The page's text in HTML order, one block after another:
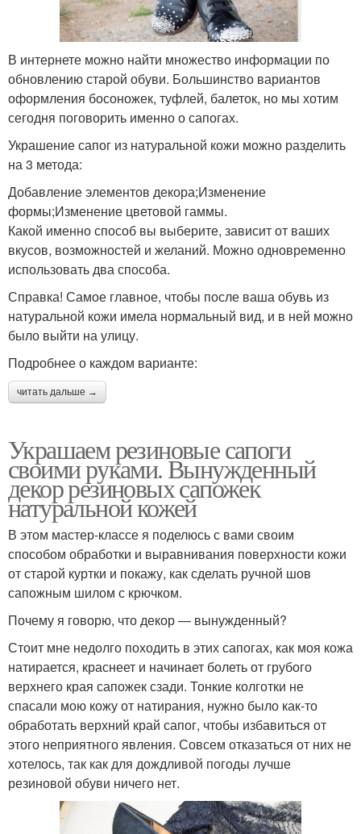
В интернете можно найти множество информации по
обновлению старой обуви. Большинство вариантов
оформления босоножек, туфлей, балеток, но мы хотим
сегодня поговорить именно о сапогах.
Украшение сапог из натуральной кожи можно разделить
на 3 метода:
Добавление элементов декора;Изменение
формы;Изменение цветовой гаммы.
Какой именно способ вы выберите, зависит от ваших
вкусов, возможностей и желаний. Можно одновременно
использовать два способа.
Справка! Самое главное, чтобы после ваша обувь из
натуральной кожи имела нормальный вид, и в ней можно
было выйти на улицу.
Подробнее о каждом варианте:
читать дальше →
Украшаем резиновые сапоги
своими руками. Вынужденный
декор резиновых сапожек
натуральной кожей
В этом мастер-классе я поделюсь с вами своим
способом обработки и выравнивания поверхности кожи
от старой куртки и покажу, как сделать ручной шов
сапожным шилом с крючком.
Почему я говорю, что декор — вынужденный?
Стоит мне недолго походить в этих сапогах, как моя кожа
натирается, краснеет и начинает болеть от грубого
верхнего края сапожек сзади. Тонкие колготки не
спасали мою кожу от натирания, нужно было как-то
обработать верхний край сапог, чтобы избавиться от
этого неприятного явления. Совсем отказаться от них не
хотелось, так как для дождливой погоды лучше
резиновой обуви ничего нет.